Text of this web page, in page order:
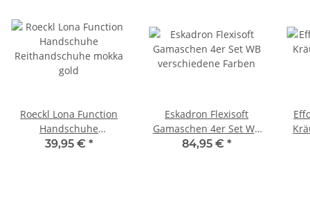
Roeckl Lona Function
Handschuhe
Reithandschuhe mokka
39,95 € *
Eskadron Flexisoft
Gamaschen 4er Set WB
verschiedene Farben
84,95 € *